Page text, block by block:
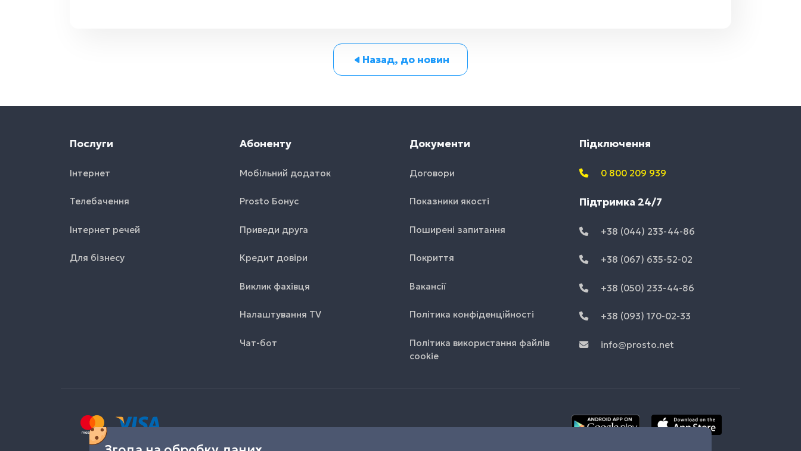
Назад, до новин
Послуги
Інтернет
Телебачення
Інтернет речей
Для бізнесу
Абоненту
Мобільний додаток
Prosto Бонус
Приведи друга
Кредит довіри
Виклик фахівця
Налаштування TV
Чат-бот
Документи
Договори
Показники якості
Поширені запитання
Покриття
Вакансії
Політика конфіденційності
Політика використання файлів
cookie
Підключення
0 800 209 939
Підтримка 24/7
+38 (044) 233-44-86
+38 (067) 635-52-02
+38 (050) 233-44-86
+38 (093) 170-02-33
info@prosto.net